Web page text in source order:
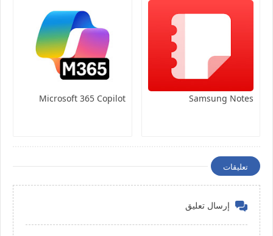
Samsung Notes
Microsoft 365 Copilot
تعليقات
إرسال تعليق